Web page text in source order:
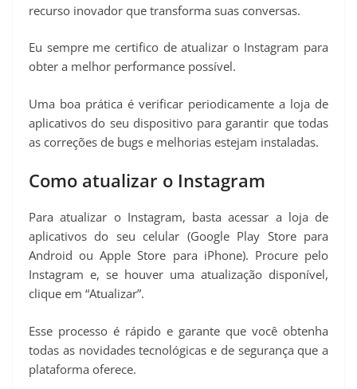
recurso inovador que transforma suas conversas.
Eu sempre me certifico de atualizar o Instagram para
obter a melhor performance possível.
Uma boa prática é verificar periodicamente a loja de
aplicativos do seu dispositivo para garantir que todas
as correções de bugs e melhorias estejam instaladas.
Como atualizar o Instagram
Para atualizar o Instagram, basta acessar a loja de
aplicativos do seu celular (Google Play Store para
Android ou Apple Store para iPhone). Procure pelo
Instagram e, se houver uma atualização disponível,
clique em “Atualizar”.
Esse processo é rápido e garante que você obtenha
todas as novidades tecnológicas e de segurança que a
plataforma oferece.